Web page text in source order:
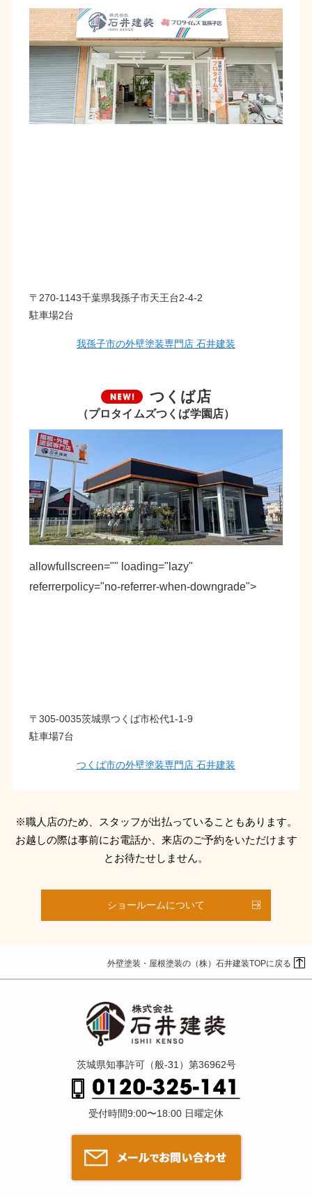
〒270-1143千葉県我孫子市天王台2-4-2
駐車場2台
我孫子市の外壁塗装専門店 石井建装
つくば店
（プロタイムズつくば学園店）
allowfullscreen="" loading="lazy"
referrerpolicy="no-referrer-when-downgrade">
〒305-0035茨城県つくば市松代1-1-9
駐車場7台
つくば市の外壁塗装専門店 石井建装
※職人店のため、スタッフが出払っていることもあります。
お越しの際は事前にお電話か、来店のご予約をいただけます
とお待たせしません。
ショールームについて
外壁塗装・屋根塗装の（株）石井建装TOPに戻る
茨城県知事許可（般-31）第36962号
受付時間9:00〜18:00 日曜定休